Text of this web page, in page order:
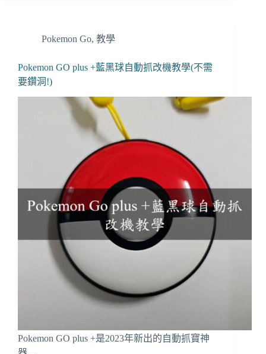
Pokemon Go, 教學
Pokemon GO plus +藍黑球自動抓改機教學(不需
要鑽洞!)
Pokemon GO plus +是2023年新出的自動抓寶神